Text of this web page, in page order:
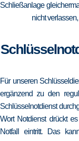
Schließanlage
nicht
Für unseren
ergänzend zu den
Schlüsselnotdienst
Wort Notdienst drückt
Notfall eintritt. Das